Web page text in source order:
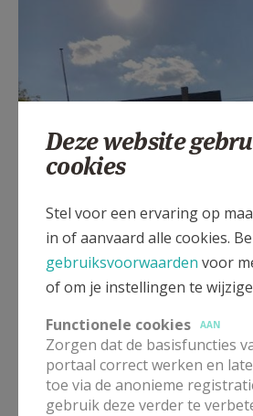
We volgen heel eventjes de grote
langs het benzinestation “Octa”
de Doolstraat in.
Wandeling5.jpg
Deze website
cookies
Stel voor een ervaring op
in of aanvaard alle cookies.
gebruiksvoorwaarden voor
of om je instellingen te
Functionele cookies
AAN
Zorgen dat de basisfuncties
portaal correct werken en
toe via de anonieme
gebruik deze verder te